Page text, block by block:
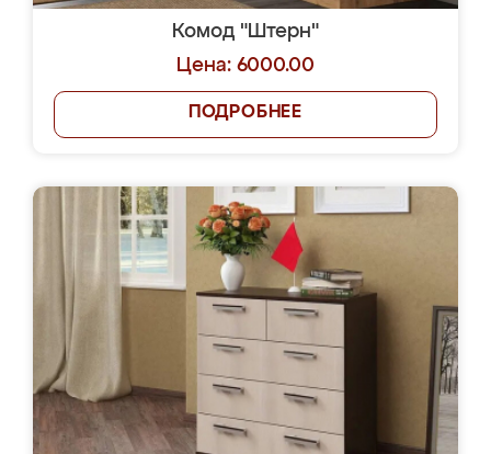
Комод "Штерн"
Цена: 6000.00
ПОДРОБНЕЕ